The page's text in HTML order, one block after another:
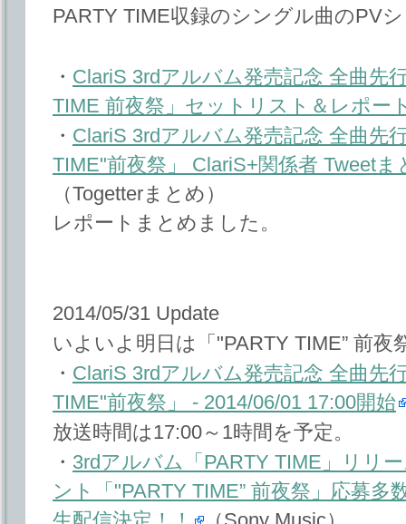
PARTY TIME収録のシングル曲のPV
・ ClariS 3rdアルバム発売記念 全曲先
TIME 前夜祭」セットリスト＆レポー
・ ClariS 3rdアルバム発売記念 全曲先
TIME"前夜祭」 ClariS+関係者 Tweet
（Togetterまとめ）
レポートまとめました。
2014/05/31 Update
いよいよ明日は「"PARTY TIME” 前夜
・ ClariS 3rdアルバム発売記念 全曲先
TIME"前夜祭」 - 2014/06/01 17:00開始
放送時間は17:00～1時間を予定。
・ 3rdアルバム「PARTY TIME」リリ
ント「"PARTY TIME” 前夜祭」応募